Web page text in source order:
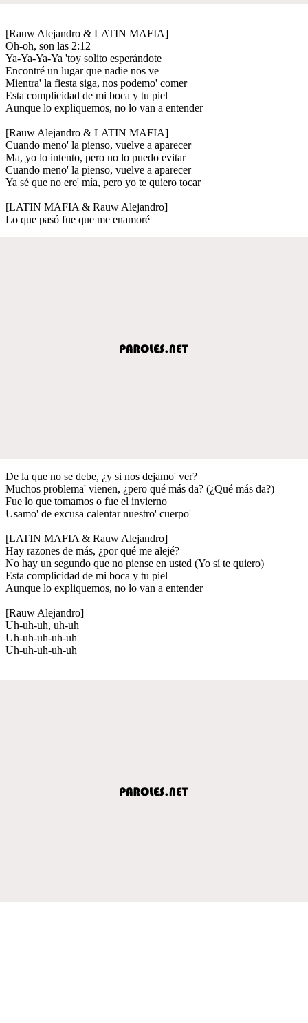
[Rauw Alejandro & LATIN MAFIA]
Oh-oh, son las 2:12
Ya-Ya-Ya-Ya 'toy solito esperándote
Encontré un lugar que nadie nos ve
Mientra' la fiesta siga, nos podemo' comer
Esta complicidad de mi boca y tu piel
Aunque lo expliquemos, no lo van a entender
[Rauw Alejandro & LATIN MAFIA]
Cuando meno' la pienso, vuelve a aparecer
Ma, yo lo intento, pero no lo puedo evitar
Cuando meno' la pienso, vuelve a aparecer
Ya sé que no ere' mía, pero yo te quiero tocar
[LATIN MAFIA & Rauw Alejandro]
Lo que pasó fue que me enamoré
De la que no se debe, ¿y si nos dejamo' ver?
Muchos problema' vienen, ¿pero qué más da? (¿Qué más da?)
Fue lo que tomamos o fue el invierno
Usamo' de excusa calentar nuestro' cuerpo'
[LATIN MAFIA & Rauw Alejandro]
Hay razones de más, ¿por qué me alejé?
No hay un segundo que no piense en usted (Yo sí te quiero)
Esta complicidad de mi boca y tu piel
Aunque lo expliquemos, no lo van a entender
[Rauw Alejandro]
Uh-uh-uh, uh-uh
Uh-uh-uh-uh-uh
Uh-uh-uh-uh-uh